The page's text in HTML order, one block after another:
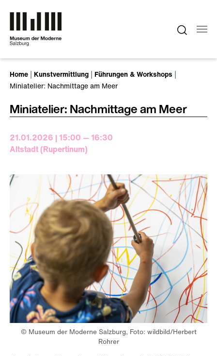
Home Kunstvermittlung
Führungen & Workshops
Miniatelier: Nachmittage am Meer
Miniatelier: Nachmittage am Meer
21.01.2026 | 15:00 — 16:30
Altstadt (Rupertinum)
© Museum der Moderne Salzburg, Foto: wildbild/Herbert
Rohrer